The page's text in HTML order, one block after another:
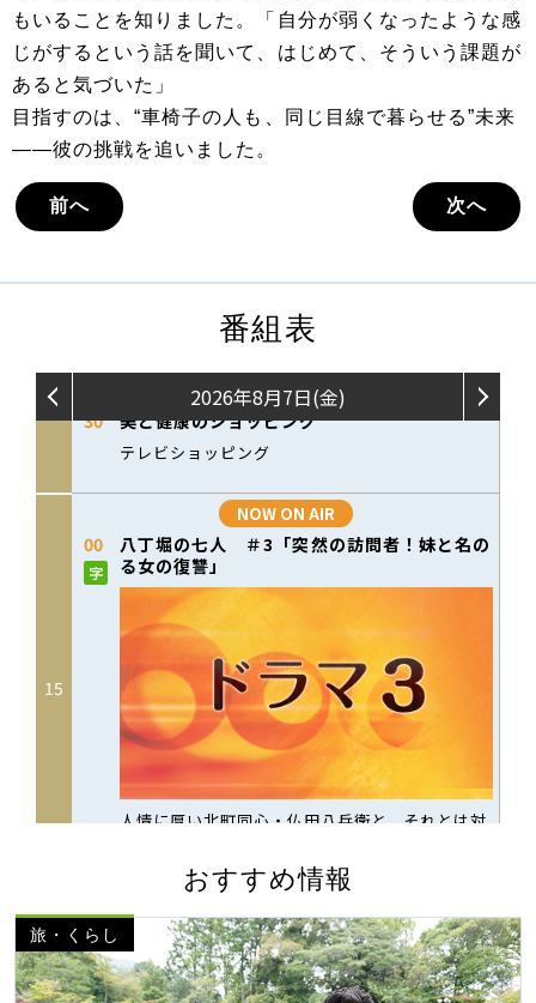
もいることを知りました。「自分が弱くなったような感
じがするという話を聞いて、はじめて、そういう課題が
あると気づいた」
目指すのは、“車椅子の人も、同じ目線で暮らせる”未来
――彼の挑戦を追いました。
前へ 次へ
番組表
おすすめ情報
旅・くらし